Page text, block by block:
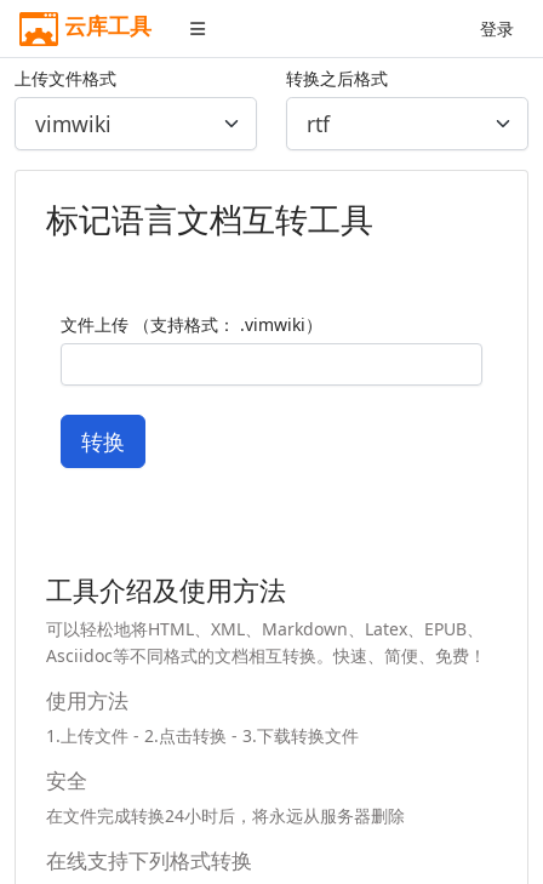
云库工具 登录
上传文件格式 转换之后格式
标记语言文档互转工具
文件上传 （支持格式： .vimwiki）
转换
工具介绍及使用方法
可以轻松地将HTML、XML、Markdown、Latex、EPUB、
Asciidoc等不同格式的文档相互转换。快速、简便、免费！
使用方法
1.上传文件 - 2.点击转换 - 3.下载转换文件
安全
在文件完成转换24小时后，将永远从服务器删除
在线支持下列格式转换